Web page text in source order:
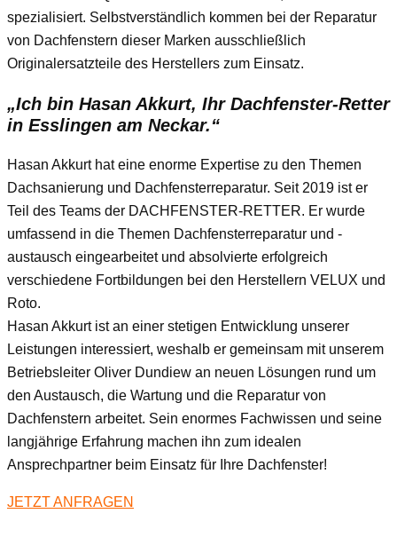
spezialisiert. Selbstverständlich kommen bei der Reparatur
von Dachfenstern dieser Marken ausschließlich
Originalersatzteile des Herstellers zum Einsatz.
„Ich bin Hasan Akkurt, Ihr Dachfenster-Retter
in Esslingen am Neckar.“
Hasan Akkurt hat eine enorme Expertise zu den Themen
Dachsanierung und Dachfensterreparatur. Seit 2019 ist er
Teil des Teams der DACHFENSTER-RETTER. Er wurde
umfassend in die Themen Dachfensterreparatur und -
austausch eingearbeitet und absolvierte erfolgreich
verschiedene Fortbildungen bei den Herstellern VELUX und
Roto.
Hasan Akkurt ist an einer stetigen Entwicklung unserer
Leistungen interessiert, weshalb er gemeinsam mit unserem
Betriebsleiter Oliver Dundiew an neuen Lösungen rund um
den Austausch, die Wartung und die Reparatur von
Dachfenstern arbeitet. Sein enormes Fachwissen und seine
langjährige Erfahrung machen ihn zum idealen
Ansprechpartner beim Einsatz für Ihre Dachfenster!
JETZT ANFRAGEN